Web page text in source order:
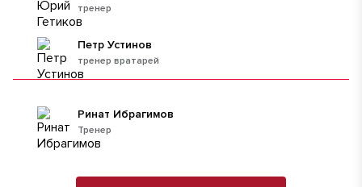
тренер
тренер вратарей
Петр Устинов
Тренер
Ринат Ибрагимов